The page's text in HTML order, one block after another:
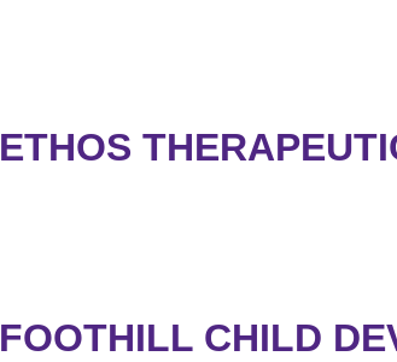
ETHOS
FOOTHILL CHILD